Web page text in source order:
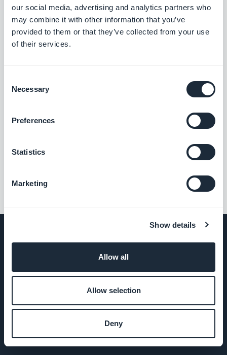
our social media, advertising and analytics partners who
may combine it with other information that you’ve
provided to them or that they’ve collected from your use
of their services.
Selection
Necessary
Preferences
Statistics
Marketing
Show details
Allow all
Allow selection
Deny
este blog, comparto consejos prácticos para
GoodBarber, análisis sobre las tendencias que
están transformando el mundo móvil y el no-
impacto de la inteligencia artificial en nuestro
eccezionale